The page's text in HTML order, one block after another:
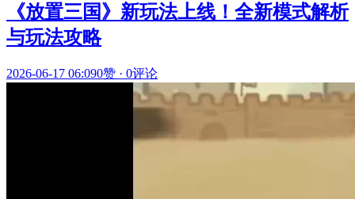
《放置三国》新玩法上线！全新模式解析
与玩法攻略
2026-06-17 06:090赞 · 0评论